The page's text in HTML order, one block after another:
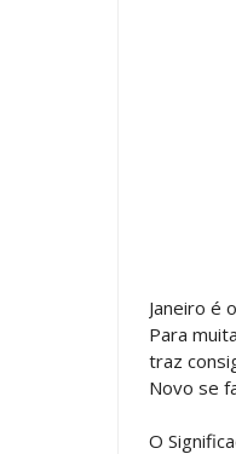
Janeiro é
Para
traz
Novo se
O